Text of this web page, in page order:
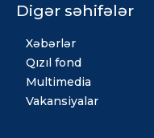
Digər səhifələr
Xəbərlər
Qızıl fond
Multimedia
Vakansiyalar